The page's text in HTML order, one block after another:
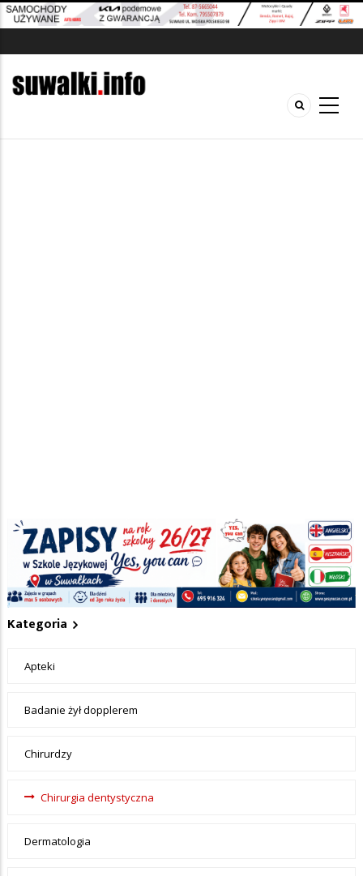
Nie dodano jeszcze wpisów do tej kategorii
Dodaj obiekt do informatora medycznego
+ Dodaj wpis
Kategoria
Apteki
Badanie żył dopplerem
Chirurdzy
Chirurgia dentystyczna
Dermatologia